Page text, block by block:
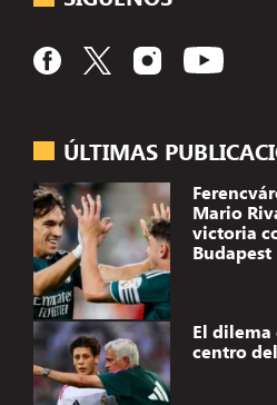
ÚLTIMAS
Mario
victoria
Budapest
El
centro